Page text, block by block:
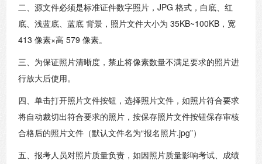
二、源文件必须是标准证件数字照片，JPG 格式，白底、红
底、浅蓝底、蓝底 背景，照片文件大小为 35KB~100KB，宽
413 像素×高 579 像素。
三、为保证照片清晰度，禁止将像素数量不满足要求的照片进
行放大后使用。
四、单击打开照片文件按钮，选择照片文件，如照片符合要求
将自动裁切出符合要求的照片，按保存照片文件按钮保存审核
合格后的照片文件（默认文件名为“报名照片.jpg”）
五、报考人员对照片质量负责，如因照片质量影响考试、成绩